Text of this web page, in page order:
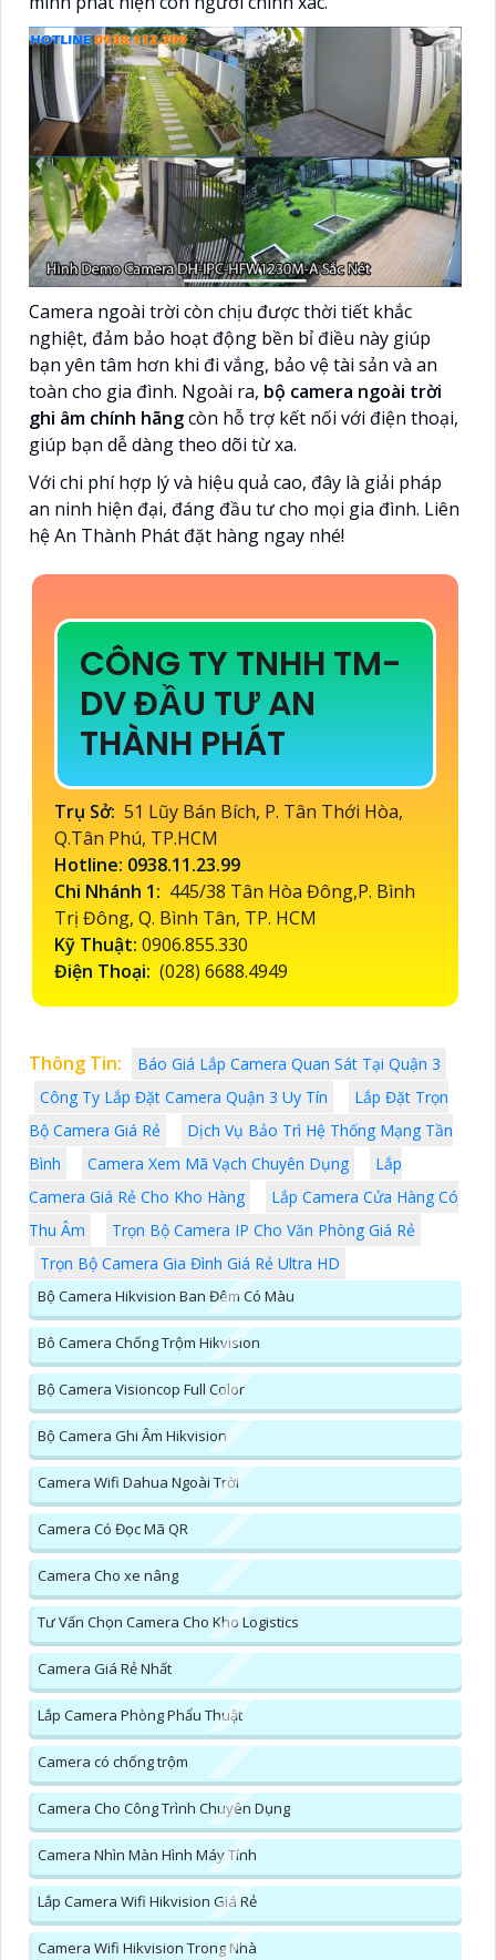
Camera ngoài trời còn chịu được thời tiết khắc
nghiệt, đảm bảo hoạt động bền bỉ điều này giúp
bạn yên tâm hơn khi đi vắng, bảo vệ tài sản và an
toàn cho gia đình. Ngoài ra, bộ camera ngoài trời
ghi âm chính hãngcòn hỗ trợ kết nối với điện thoại,
giúp bạn dễ dàng theo dõi từ xa.
Với chi phí hợp lý và hiệu quả cao, đây là giải pháp
an ninh hiện đại, đáng đầu tư cho mọi gia đình. Liên
hệ An Thành Phát đặt hàng ngay nhé!
CÔNG TY TNHH TM-
DV ĐẦU TƯ AN
THÀNH PHÁT
Trụ Sở: 51 Lũy Bán Bích, P. Tân Thới Hòa,
Q.Tân Phú, TP.HCM
Hotline: 0938.11.23.99
Chi Nhánh 1: 445/38 Tân Hòa Đông,P. Bình
Trị Đông, Q. Bình Tân, TP. HCM
Kỹ Thuật: 0906.855.330
Điện Thoại: (028) 6688.4949
Thông Tin:
Báo Giá Lắp Camera Quan Sát Tại Quận 3
Công Ty Lắp Đặt Camera Quận 3 Uy Tín
Lắp Đặt Trọn
Bộ Camera Giá Rẻ
Dịch Vụ Bảo Trì Hệ Thống Mạng Tần
Bình
Camera Xem Mã Vạch Chuyên Dụng
Lắp
Camera Giá Rẻ Cho Kho Hàng
Lắp Camera Cửa Hàng Có
Thu Âm
Trọn Bộ Camera IP Cho Văn Phòng Giá Rẻ
Trọn Bộ Camera Gia Đình Giá Rẻ Ultra HD
Bộ Camera Hikvision Ban Đêm Có Màu
Bô Camera Chống Trộm Hikvision
Bộ Camera Visioncop Full Color
Bộ Camera Ghi Âm Hikvision
Camera Wifi Dahua Ngoài Trời
Camera Có Đọc Mã QR
Camera Cho xe nâng
Tư Vấn Chọn Camera Cho Kho Logistics
Camera Giá Rẻ Nhất
Lắp Camera Phòng Phẩu Thuật
Camera có chống trộm
Camera Cho Công Trình Chuyên Dụng
Camera Nhìn Màn Hình Máy Tính
Lắp Camera Wifi Hikvision Giá Rẻ
Camera Wifi Hikvision Trong Nhà